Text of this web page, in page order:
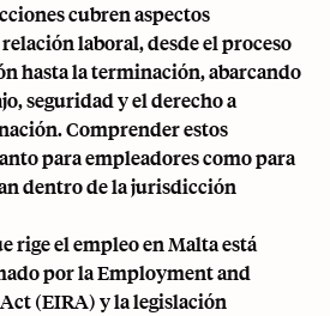
cubren aspectos
laboral, desde el proceso
hasta la terminación, abarcando
seguridad y el derecho a
Comprender estos
para empleadores como para
dentro de la jurisdicción
rige el empleo en Malta está
por la Employment and
(EIRA) y la legislación